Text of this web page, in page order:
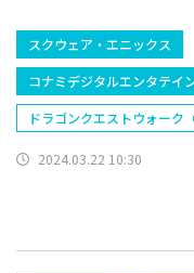
スクウェア・エニックス
コナミデジタルエンタテイ
ドラゴンクエストウォーク
2024.03.22 10:30